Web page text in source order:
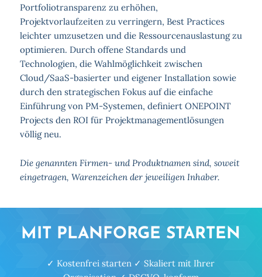
Portfoliotransparenz zu erhöhen,
Projektvorlaufzeiten zu verringern, Best Practices
leichter umzusetzen und die Ressourcenauslastung zu
optimieren. Durch offene Standards und
Technologien, die Wahlmöglichkeit zwischen
Cloud/SaaS-basierter und eigener Installation sowie
durch den strategischen Fokus auf die einfache
Einführung von PM-Systemen, definiert ONEPOINT
Projects den ROI für Projektmanagementlösungen
völlig neu.
Die genannten Firmen- und Produktnamen sind, soweit
eingetragen, Warenzeichen der jeweiligen Inhaber.
MIT PLANFORGE STARTEN
✓ Kostenfrei starten ✓ Skaliert mit Ihrer